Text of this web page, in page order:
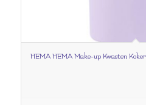
HEMA HEMA Make-up Kwasten Koker